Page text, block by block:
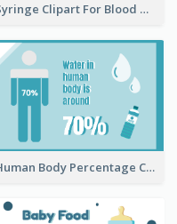
Syringe Clipart For Blood Donation
Human Body Percentage Clipart